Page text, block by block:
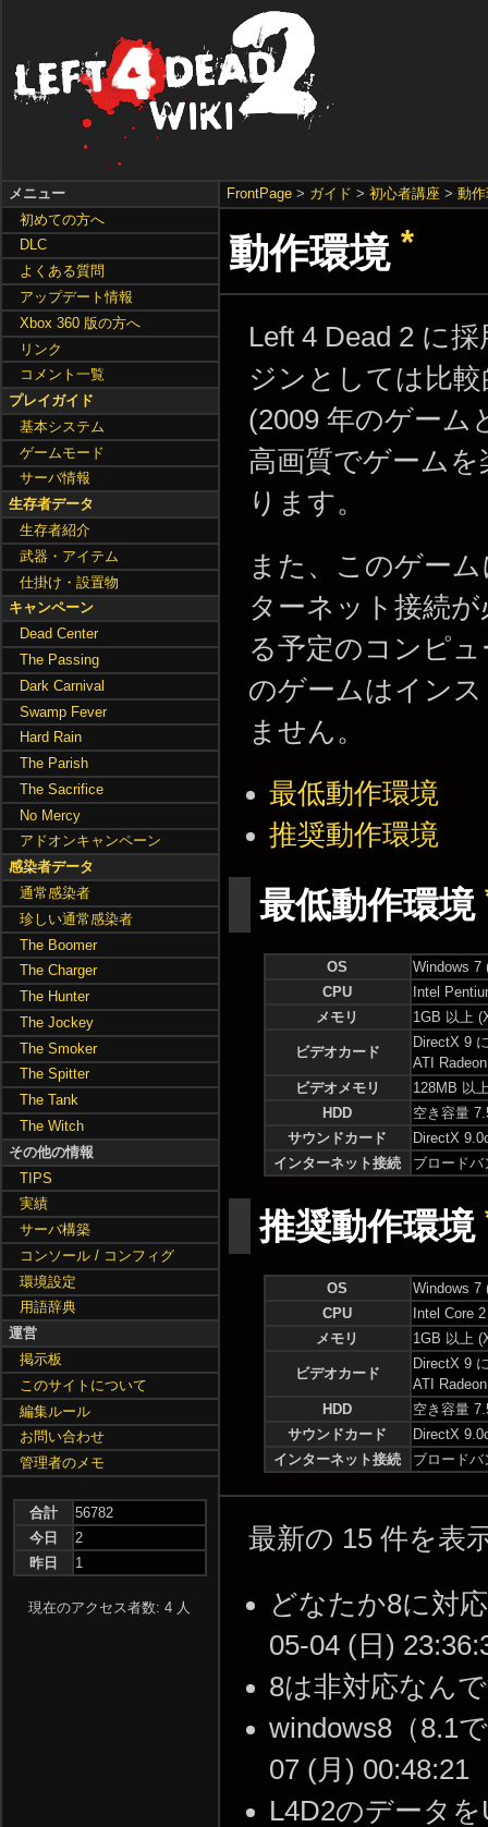
FrontPage > ガイド >初心者講座 >動
動作環境 *
Left 4 Dead 2 に
ジンとしては比
(2009 年のゲーム
高画質でゲーム
ります。
また、このゲー
ターネット接続
る予定のコンピ
のゲームはイン
ません。
最低動作環境
推奨動作環境
最低動作環境
OS
Windows 7
CPU
Intel
メモリ
1GB 以上
ビデオカード
DirectX 9
ATI
ビデオメモリ
128MB 以
HDD
空き容量
サウンドカード
DirectX
インターネット接続
ブロードバ
推奨動作環境
OS
Windows 7
CPU
Intel Core
メモリ
1GB 以上
ビデオカード
DirectX 9
ATI
HDD
空き容量
サウンドカード
DirectX
インターネット接続
ブロードバ
最新の 15 件を表
どなたか8に対
05-04 (日)
8は非対応なん
windows8（8.1
07 (月) 00:48:21
L4D2のデータ
メニュー
初めての方へ
DLC
よくある質問
アップデート情報
Xbox 360 版の方へ
リンク
コメント一覧
プレイガイド
基本システム
ゲームモード
サーバ情報
生存者データ
生存者紹介
武器・アイテム
仕掛け・設置物
キャンペーン
Dead Center
The Passing
Dark Carnival
Swamp Fever
Hard Rain
The Parish
The Sacrifice
No Mercy
アドオンキャンペーン
感染者データ
通常感染者
珍しい通常感染者
The Boomer
The Charger
The Hunter
The Jockey
The Smoker
The Spitter
The Tank
The Witch
その他の情報
TIPS
実績
サーバ構築
コンソール / コンフィグ
環境設定
用語辞典
運営
掲示板
このサイトについて
編集ルール
お問い合わせ
管理者のメモ
合計
56782
今日
2
昨日
1
現在のアクセス者数: 4 人